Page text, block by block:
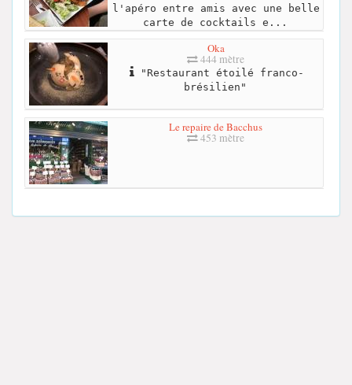
l'apéro entre amis avec une belle
carte de cocktails e...
Oka
444 mètre
"Restaurant étoilé franco-
brésilien"
Le repaire de Bacchus
453 mètre